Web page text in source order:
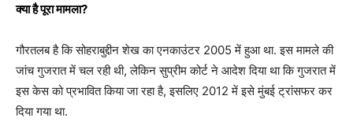
क्या है पूरा मामला?
गौरतलब है कि सोहराबुद्दीन शेख का एनकाउंटर 2005 में हुआ था. इस मामले की
जांच गुजरात में चल रही थी, लेकिन सुप्रीम कोर्ट ने आदेश दिया था कि गुजरात में
इस केस को प्रभावित किया जा रहा है, इसलिए 2012 में इसे मुंबई ट्रांसफर कर
दिया गया था.